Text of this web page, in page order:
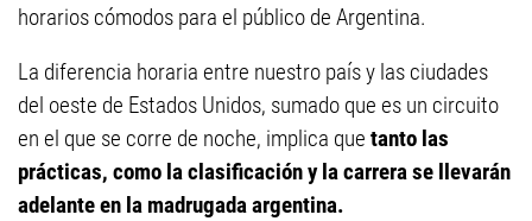
horarios cómodos para el público de Argentina.
La diferencia horaria entre nuestro país y las ciudades
del oeste de Estados Unidos, sumado que es un circuito
en el que se corre de noche, implica que tanto las
prácticas, como la clasificación y la carrera se llevarán
adelante en la madrugada argentina.